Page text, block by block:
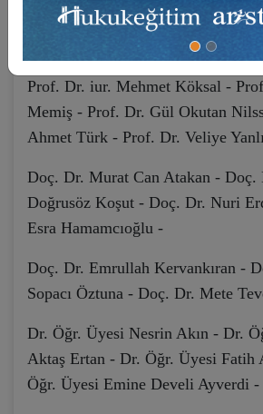
Prof. Dr. Mehmet Helvacı -
Prof. Dr. İsmail Kayar - Prof. Dr.
Prof. Dr. Ömer Korkut -
Prof. Dr. iur. Mehmet Köksal -
Memiş - Prof. Dr. Gül Okutan
Ahmet Türk - Prof. Dr. Veliye
Doç. Dr. Murat Can Atakan - Doç.
Doğrusöz Koşut - Doç. Dr. Nuri
Esra Hamamcıoğlu -
Doç. Dr. Emrullah Kervankıran -
Sopacı Öztuna - Doç. Dr. Mete
Dr. Öğr. Üyesi Nesrin Akın - Dr.
Aktaş Ertan - Dr. Öğr. Üyesi Fatih
Öğr. Üyesi Emine Develi Ayverdi -